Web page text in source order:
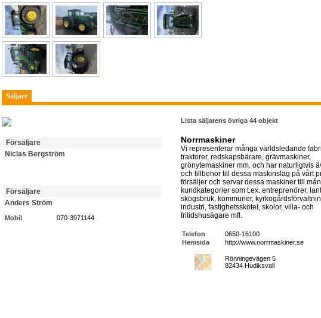
Säljare
Försäljare
Niclas Bergström
Försäljare
Anders Ström
Mobil 070-3971144
Lista säljarens övriga 44 objekt
Norrmaskiner
Vi representerar många världsledande
traktorer, redskapsbärare, grävmaskiner,
grönytemaskiner mm. och har naturligtvis
och tillbehör till dessa maskinslag på vårt
försäljer och servar dessa maskiner till
kundkategorier som t.ex. entreprenörer,
skogsbruk, kommuner,
industri, fastighetsskötel, skolor, villa- och
fritidshusägare mfl.
Telefon
0650-16100
Hemsida
http://www.norrmaskiner.se
Rönningevägen 5
82434 Hudiksvall